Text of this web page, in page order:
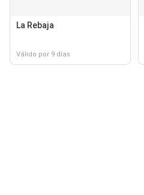
La Rebaja
Válido por 9 días